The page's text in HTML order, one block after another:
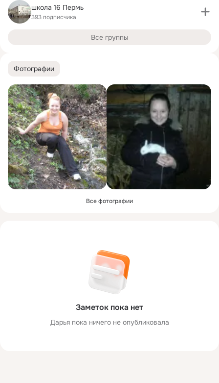
Фотографии
Все фотографии
Заметок пока нет
Дарья пока ничего не опубликовала
школа 16 Пермь
393 подписчика
Все группы